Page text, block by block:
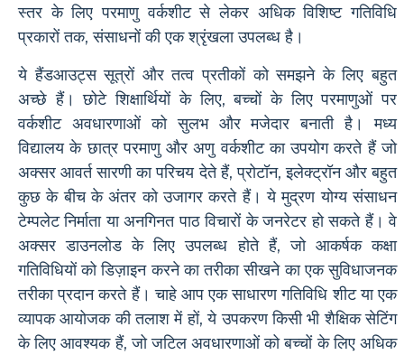
स्तर के लिए परमाणु वर्कशीट से लेकर अधिक विशिष्ट गतिविधि
प्रकारों तक, संसाधनों की एक श्रृंखला उपलब्ध है।
ये हैंडआउट्स सूत्रों और तत्व प्रतीकों को समझने के लिए बहुत
अच्छे हैं। छोटे शिक्षार्थियों के लिए, बच्चों के लिए परमाणुओं पर
वर्कशीट अवधारणाओं को सुलभ और मजेदार बनाती है। मध्य
विद्यालय के छात्र परमाणु और अणु वर्कशीट का उपयोग करते हैं जो
अक्सर आवर्त सारणी का परिचय देते हैं, प्रोटॉन, इलेक्ट्रॉन और बहुत
कुछ के बीच के अंतर को उजागर करते हैं। ये मुद्रण योग्य संसाधन
टेम्पलेट निर्माता या अनगिनत पाठ विचारों के जनरेटर हो सकते हैं। वे
अक्सर डाउनलोड के लिए उपलब्ध होते हैं, जो आकर्षक कक्षा
गतिविधियों को डिज़ाइन करने का तरीका सीखने का एक सुविधाजनक
तरीका प्रदान करते हैं। चाहे आप एक साधारण गतिविधि शीट या एक
व्यापक आयोजक की तलाश में हों, ये उपकरण किसी भी शैक्षिक सेटिंग
के लिए आवश्यक हैं, जो जटिल अवधारणाओं को बच्चों के लिए अधिक